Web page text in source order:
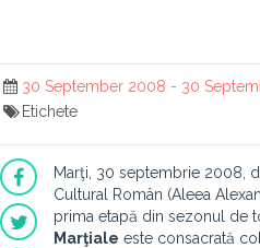
30 September 2008 - 30
Etichete
Marţi, 30 septembrie 2008,
Cultural Român (Aleea
prima etapă din sezonul de
Marţiale este consacrată